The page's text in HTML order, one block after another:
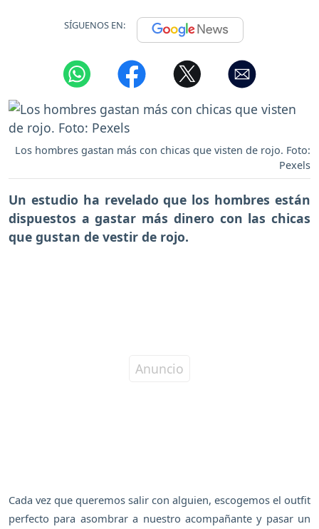
SÍGUENOS EN:
Los hombres gastan más con chicas que visten de rojo. Foto:
Pexels
Un estudio ha revelado que los hombres están
dispuestos a gastar más dinero con las chicas
que gustan de vestir de rojo.
Cada vez que queremos salir con alguien, escogemos el outfit
perfecto para asombrar a nuestro acompañante y pasar un